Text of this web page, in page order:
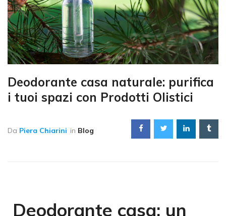
Deodorante casa naturale: purifica
i tuoi spazi con Prodotti Olistici
Da Piera Chiarini in Blog
Deodorante casa: un